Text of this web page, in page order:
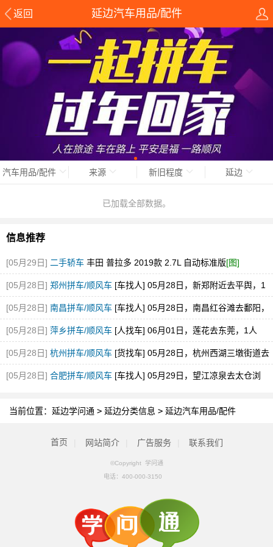
返回 延边汽车用品/配件
汽车用品/配件 来源 新旧程度 延边
已加载全部数据。
信息推荐
[05月29日] 二手轿车 丰田 普拉多 2019款 2.7L 自动标准版[图]
[05月28日] 郑州拼车/顺风车 [车找人] 05月28日，新郑附近去平舆，1
空位，途经新蔡
[05月28日] 南昌拼车/顺风车 [车找人] 05月28日，南昌红谷滩去鄱阳，
1空位
[05月28日] 萍乡拼车/顺风车 [人找车] 06月01日，莲花去东莞，1人
[05月28日] 杭州拼车/顺风车 [货找车] 05月28日，杭州西湖三墩街道去
砀山县经开区
[05月28日] 合肥拼车/顺风车 [车找人] 05月29日，望江凉泉去太仓浏
当前位置： 延边学问通 > 延边分类信息 > 延边汽车用品/配件
首页 网站简介 广告服务 联系我们
©Copyright 学问通
电话： 400-000-3150